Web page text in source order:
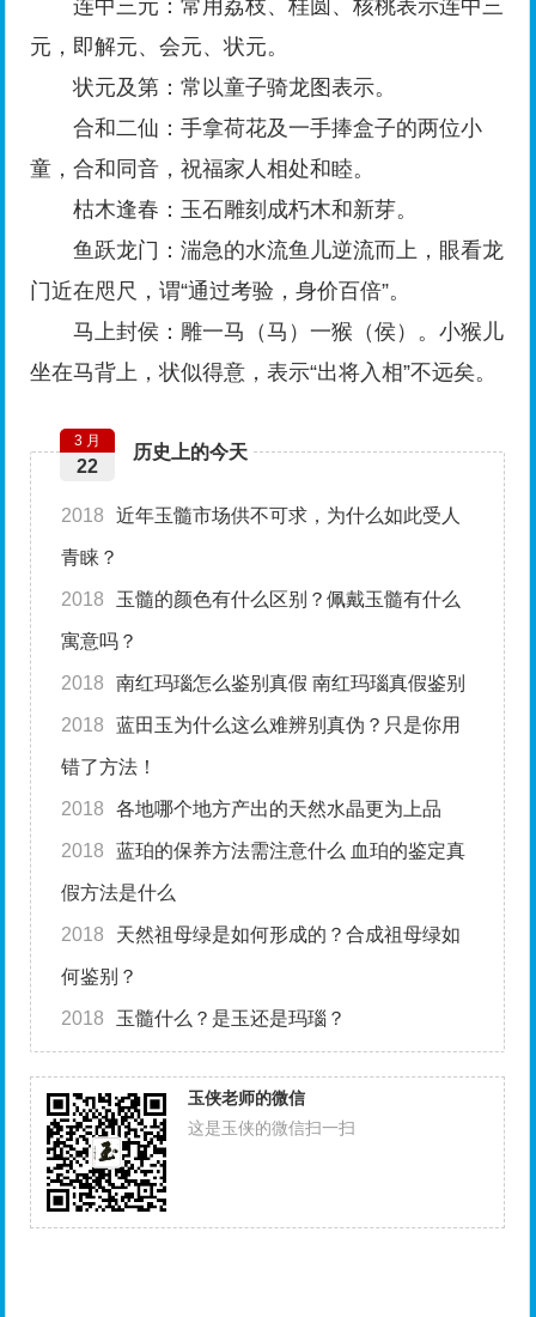
连中三元：常用荔枝、桂圆、核桃表示连中三
元，即解元、会元、状元。
状元及第：常以童子骑龙图表示。
合和二仙：手拿荷花及一手捧盒子的两位小
童，合和同音，祝福家人相处和睦。
枯木逢春：玉石雕刻成朽木和新芽。
鱼跃龙门：湍急的水流鱼儿逆流而上，眼看龙
门近在咫尺，谓“通过考验，身价百倍”。
马上封侯：雕一马（马）一猴（侯）。小猴儿
坐在马背上，状似得意，表示“出将入相”不远矣。
历史上的今天
3 月
22
2018 近年玉髓市场供不可求，为什么如此受人
青睐？
2018 玉髓的颜色有什么区别？佩戴玉髓有什么
寓意吗？
2018 南红玛瑙怎么鉴别真假 南红玛瑙真假鉴别
2018 蓝田玉为什么这么难辨别真伪？只是你用
错了方法！
2018 各地哪个地方产出的天然水晶更为上品
2018 蓝珀的保养方法需注意什么 血珀的鉴定真
假方法是什么
2018 天然祖母绿是如何形成的？合成祖母绿如
何鉴别？
2018 玉髓什么？是玉还是玛瑙？
玉侠老师的微信
这是玉侠的微信扫一扫